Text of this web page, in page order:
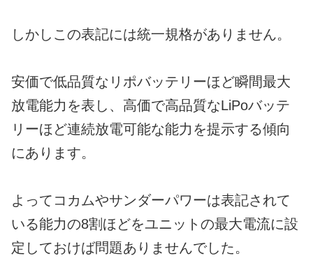
しかしこの表記には統一規格がありません。
安価で低品質なリポバッテリーほど瞬間最大
放電能力を表し、高価で高品質なLiPoバッテ
リーほど連続放電可能な能力を提示する傾向
にあります。
よってコカムやサンダーパワーは表記されて
いる能力の8割ほどをユニットの最大電流に設
定しておけば問題ありませんでした。